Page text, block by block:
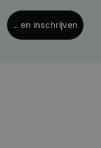
... en inschrijven